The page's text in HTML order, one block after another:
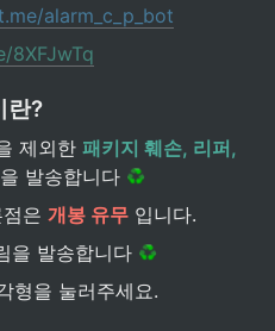
alarm_c_p_bot
8XFJwTq
란?
제외한 패키지 훼손, 리퍼,
발송합니다
은 개봉 유무 입니다.
을 발송합니다
형을 눌러주세요.